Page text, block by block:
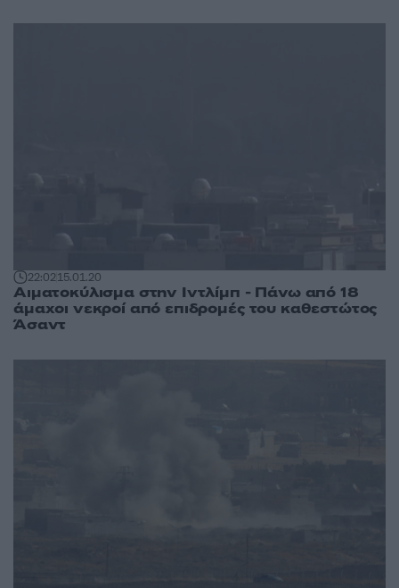
22:0215.01.20
Αιματοκύλισμα στην Ιντλίμπ - Πάνω από 18
άμαχοι νεκροί από επιδρομές του καθεστώτος
Άσαντ